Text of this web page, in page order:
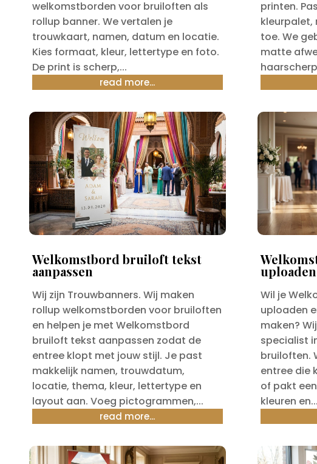
welkomstborden voor bruiloften als
rollup banner. We vertalen je
trouwkaart, namen, datum en locatie.
Kies formaat, kleur, lettertype en foto.
De print is scherp,...
read more...
printen.
kleurpalet,
toe. We
matte
Welkomstbord bruiloft tekst
aanpassen
Wij zijn Trouwbanners. Wij maken
rollup welkomstborden voor bruiloften
en helpen je met Welkomstbord
bruiloft tekst aanpassen zodat de
entree klopt met jouw stijl. Je past
makkelijk namen, trouwdatum,
locatie, thema, kleur, lettertype en
layout aan. Voeg pictogrammen,...
read more...
uploaden
Wil je
uploaden
maken?
specialist
bruiloften.
entree die
of pakt
kleuren en...